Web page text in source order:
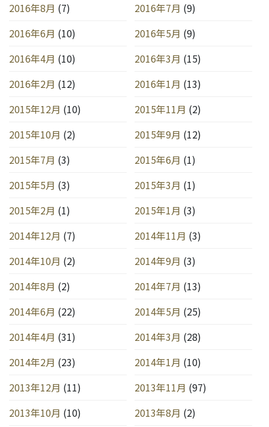
2016年8月 (7) 2016年7月 (9)
2016年6月 (10) 2016年5月 (9)
2016年4月 (10) 2016年3月 (15)
2016年2月 (12) 2016年1月 (13)
2015年12月 (10) 2015年11月 (2)
2015年10月 (2) 2015年9月 (12)
2015年7月 (3) 2015年6月 (1)
2015年5月 (3) 2015年3月 (1)
2015年2月 (1) 2015年1月 (3)
2014年12月 (7) 2014年11月 (3)
2014年10月 (2) 2014年9月 (3)
2014年8月 (2) 2014年7月 (13)
2014年6月 (22) 2014年5月 (25)
2014年4月 (31) 2014年3月 (28)
2014年2月 (23) 2014年1月 (10)
2013年12月 (11) 2013年11月 (97)
2013年10月 (10) 2013年8月 (2)